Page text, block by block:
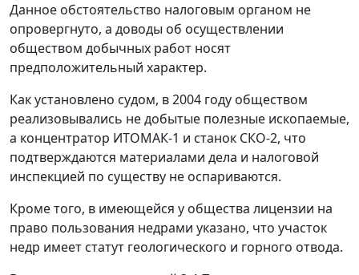
Данное обстоятельство налоговым органом не
опровергнуто, а доводы об осуществлении
обществом добычных работ носят
предположительный характер.
Как установлено судом, в 2004 году обществом
реализовывались не добытые полезные ископаемые,
а концентратор ИТОМАК-1 и станок СКО-2, что
подтверждаются материалами дела и налоговой
инспекцией по существу не оспариваются.
Кроме того, в имеющейся у общества лицензии на
право пользования недрами указано, что участок
недр имеет статут геологического и горного отвода.